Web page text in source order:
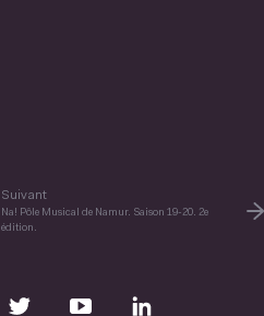
Suivant
Na! Pôle Musical de Namur. Saison 19-20. 2e
édition.